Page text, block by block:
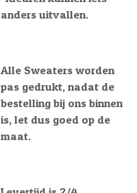
anders uitvallen.
Alle Sweaters worden
pas gedrukt, nadat de
bestelling bij ons binnen
is, let dus goed op de
maat.